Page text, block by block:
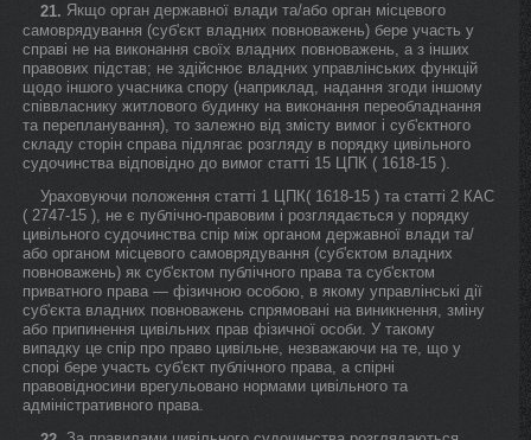
21. Якщо орган державної влади та/або орган місцевого
самоврядування (суб'єкт владних повноважень) бере участь у
справі не на виконання своїх владних повноважень, а з інших
правових підстав; не здійснює владних управлінських функцій
щодо іншого учасника спору (наприклад, надання згоди іншому
співвласнику житлового будинку на виконання переобладнання
та перепланування), то залежно від змісту вимог і суб'єктного
складу сторін справа підлягає розгляду в порядку цивільного
судочинства відповідно до вимог статті 15 ЦПК ( 1618-15 ).
Ураховуючи положення статті 1 ЦПК( 1618-15 ) та статті 2 КАС
( 2747-15 ), не є публічно-правовим і розглядається у порядку
цивільного судочинства спір між органом державної влади та/
або органом місцевого самоврядування (суб'єктом владних
повноважень) як суб'єктом публічного права та суб'єктом
приватного права — фізичною особою, в якому управлінські дії
суб'єкта владних повноважень спрямовані на виникнення, зміну
або припинення цивільних прав фізичної особи. У такому
випадку це спір про право цивільне, незважаючи на те, що у
спорі бере участь суб'єкт публічного права, а спірні
правовідносини врегульовано нормами цивільного та
адміністративного права.